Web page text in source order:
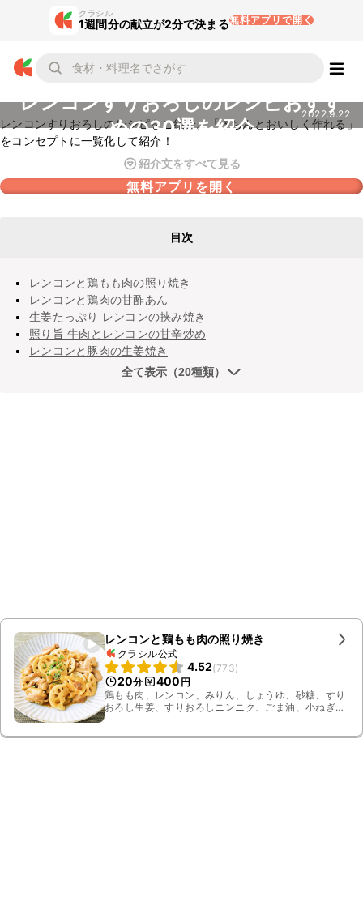
クラシル
1週間分の献立が2分で決まる無料アプリで開く
レンコンすりおろしのレシピおすす
めの30選を紹介
2022.9.22
レンコンすりおろしのレシピをご紹介。「きちんとおいしく作れる」
をコンセプトに一覧化して紹介！
紹介文をすべて見る
無料アプリを開く
目次
レンコンと鶏もも肉の照り焼き
レンコンと鶏肉の甘酢あん
生姜たっぷり レンコンの挟み焼き
照り旨 牛肉とレンコンの甘辛炒め
レンコンと豚肉の生姜焼き
全て表示（20種類）
レンコンと鶏もも肉の照り焼き
クラシル公式
4.52(773)
20分 400 円
鶏もも肉、レンコン、みりん、しょうゆ、砂糖、すり
おろし生姜、すりおろしニンニク、ごま油、小ねぎ、